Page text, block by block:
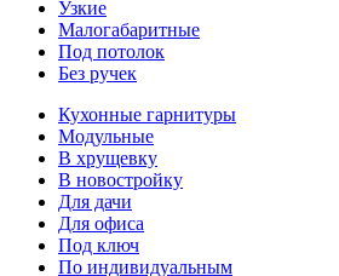
Узкие
Малогабаритные
Под потолок
Без ручек
Кухонные гарнитуры
Модульные
В хрущевку
В новостройку
Для дачи
Для офиса
Под ключ
По индивидуальным